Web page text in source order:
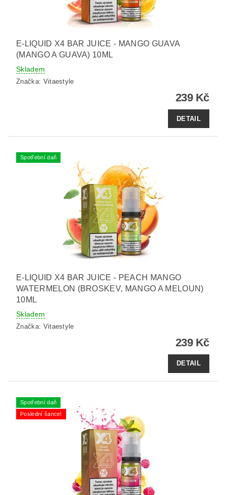
E-LIQUID X4 BAR JUICE - MANGO GUAVA
(MANGO A GUAVA) 10ML
Skladem
Značka: Vitaestyle
239 Kč
DETAIL
Spotřební daň
E-LIQUID X4 BAR JUICE - PEACH MANGO
WATERMELON (BROSKEV, MANGO A MELOUN)
10ML
Skladem
Značka: Vitaestyle
239 Kč
DETAIL
Spotřební daň
Poslední šance!